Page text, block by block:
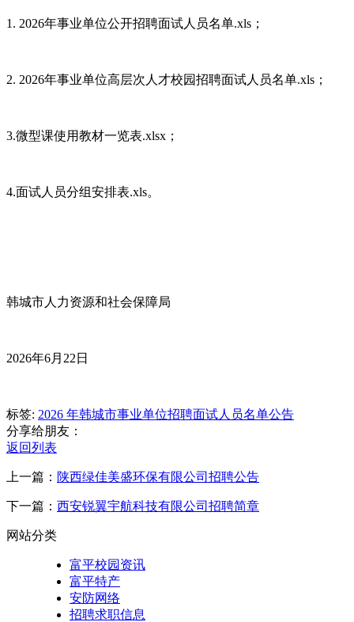
1. 2026年事业单位公开招聘面试人员名单.xls；
2. 2026年事业单位高层次人才校园招聘面试人员名单.xls；
3.微型课使用教材一览表.xlsx；
4.面试人员分组安排表.xls。
韩城市人力资源和社会保障局
2026年6月22日
标签: 2026 年韩城市事业单位招聘面试人员名单公告
分享给朋友：
返回列表
上一篇： 陕西绿佳美盛环保有限公司招聘公告
下一篇： 西安锐翼宇航科技有限公司招聘简章
网站分类
富平校园资讯
富平特产
安防网络
招聘求职信息